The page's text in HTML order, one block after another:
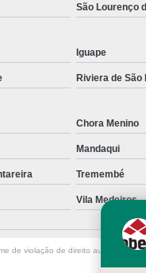
São Lourenço
Iguape
Riviera de São
Chora Menino
Mandaqui
Tremembé
Vila Medeiros
São
de violação de direito autoral –